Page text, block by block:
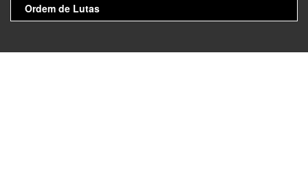
Ordem de Lutas